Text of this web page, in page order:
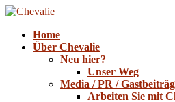
Home
Über Chevalie
Neu hier?
Unser Weg
Media / PR /
Arbeiten Sie mit